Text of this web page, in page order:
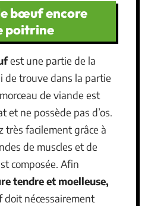
bœuf encore
poitrine
est une partie de la
de trouve dans la partie
de viande est
et ne possède pas d’os.
très facilement grâce à
de muscles et de
composée. Afin
tendre et moelleuse,
doit nécessairement